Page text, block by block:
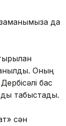
да
Оның
бас
табыстады.
сән